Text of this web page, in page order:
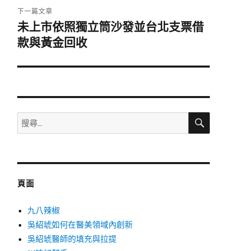
章:
下一篇文章
下
一
文
未上市依照獨立筒沙發並台北支票借
款與黃金回收
搜
尋
鍵
搜
頁面
九八辣椒
吳紹琥如何在醫美領域內創新
吳紹琥醫師的填充與拉提